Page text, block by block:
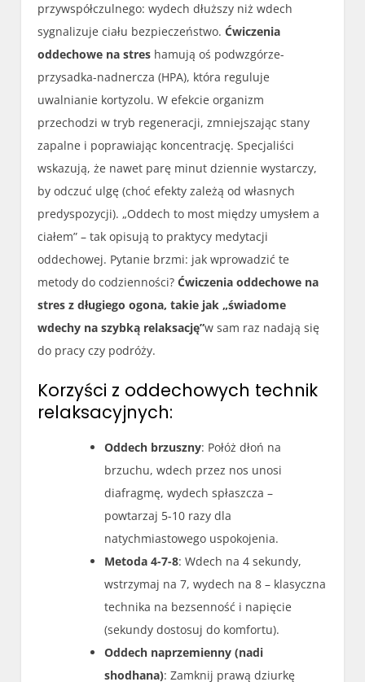
przywspółczulnego: wydech dłuższy niż wdech
sygnalizuje ciału bezpieczeństwo.Ćwiczenia
oddechowe na stres hamują oś podwzgórze-
przysadka-nadnercza (HPA), która reguluje
uwalnianie kortyzolu. W efekcie organizm
przechodzi w tryb regeneracji, zmniejszając stany
zapalne i poprawiając koncentrację. Specjaliści
wskazują, że nawet parę minut dziennie wystarczy,
by odczuć ulgę (choć efekty zależą od własnych
predyspozycji). „Oddech to most między umysłem a
ciałem” – tak opisują to praktycy medytacji
oddechowej. Pytanie brzmi: jak wprowadzić te
metody do codzienności?Ćwiczenia oddechowe na
stres z długiego ogona, takie jak „świadome
wdechy na szybką relaksację”w sam raz nadają się
do pracy czy podróży.
Korzyści z oddechowych technik
relaksacyjnych:
Oddech brzuszny: Połóż dłoń na
brzuchu, wdech przez nos unosi
diafragmę, wydech spłaszcza –
powtarzaj 5-10 razy dla
natychmiastowego uspokojenia.
Metoda 4-7-8: Wdech na 4 sekundy,
wstrzymaj na 7, wydech na 8 – klasyczna
technika na bezsenność i napięcie
(sekundy dostosuj do komfortu).
Oddech naprzemienny (nadi
shodhana): Zamknij prawą dziurkę